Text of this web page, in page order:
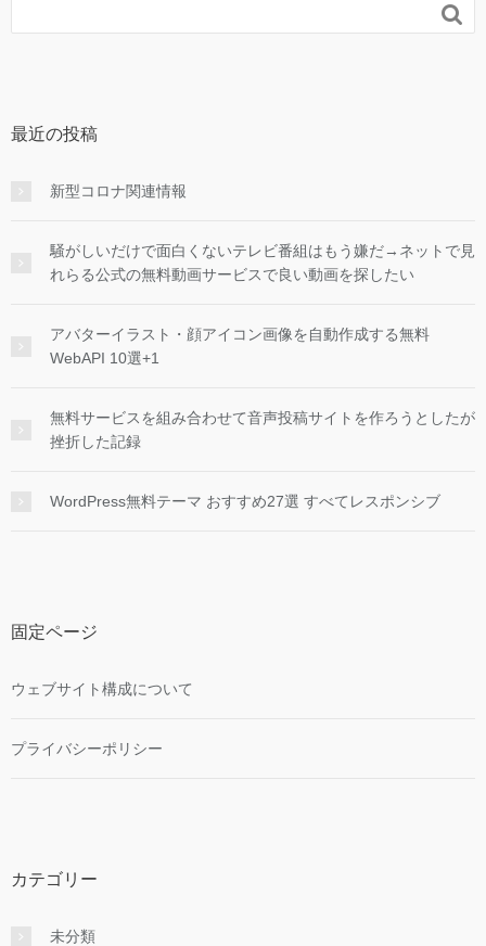

最近の投稿
新型コロナ関連情報
騒がしいだけで面白くないテレビ番組はもう嫌だ→ネットで見
れらる公式の無料動画サービスで良い動画を探したい
アバターイラスト・顔アイコン画像を自動作成する無料
WebAPI 10選+1
無料サービスを組み合わせて音声投稿サイトを作ろうとしたが
挫折した記録
WordPress無料テーマ おすすめ27選 すべてレスポンシブ
固定ページ
ウェブサイト構成について
プライバシーポリシー
カテゴリー
未分類